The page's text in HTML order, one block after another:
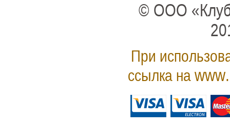
© ООО
При
ссылка на